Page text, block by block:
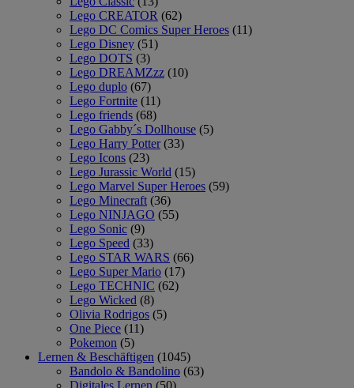
Lego CREATOR (62)
Lego DC Comics Super Heroes (11)
Lego Disney (51)
Lego DOTS (3)
Lego DREAMZzz (10)
Lego duplo (67)
Lego Fortnite (11)
Lego friends (68)
Lego Gabby´s Dollhouse (5)
Lego Harry Potter (33)
Lego Icons (23)
Lego Jurassic World (15)
Lego Marvel Super Heroes (59)
Lego Minecraft (36)
Lego NINJAGO (55)
Lego Sonic (9)
Lego Speed (33)
Lego STAR WARS (66)
Lego Super Mario (17)
Lego TECHNIC (62)
Lego Wicked (8)
Olivia Rodrigos (5)
One Piece (11)
Pokemon (5)
Lernen & Beschäftigen (1045)
Bandolo & Bandolino (63)
Digitales Lernen (50)